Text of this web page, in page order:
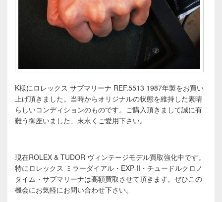
K様にロレックス サブマリーナ REF.5513 1987年製をお買い
上げ頂きました。当時からオリジナルの状態を維持した素晴
らしいコンディションのものです。ご購入頂きまして誠に有
難う御座いました、末永くご愛用下さい。
現在ROLEX & TUDOR ヴィンテージモデル買取強化中です。
特にロレックス ミラーダイアル・EXP-II・チュードルクロノ
タイム・サブマリーナは高額買取させて頂きます。 ぜひこの
機会にお気軽にお問い合わせ下さい。